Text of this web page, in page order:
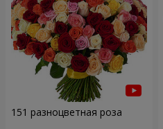
151 разноцветная роза